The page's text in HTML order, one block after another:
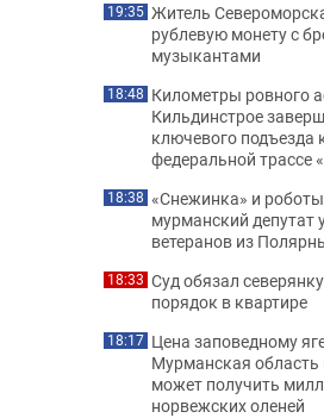
19:35 Житель
рублевую монету с
музыкантами
18:48 Километры ровного
Кильдинстрое
ключевого подъезда
федеральной трассе
18:38 «Снежинка» и
мурманский депутат
ветеранов из
18:33 Суд обязал
порядок в квартире
18:17 Цена заповедному
Мурманская область
может получить
норвежских оленей